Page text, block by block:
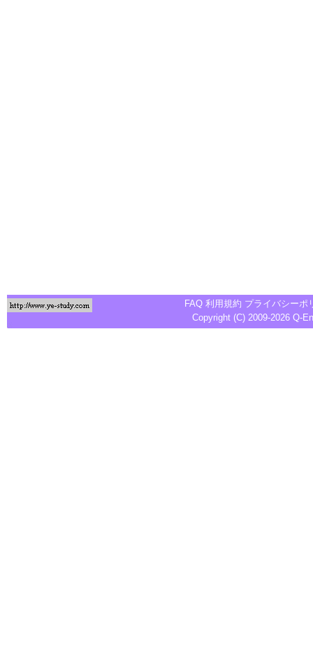
FAQ 利用規約 プライバシーポ
Copyright (C) 2009-2026 Q-